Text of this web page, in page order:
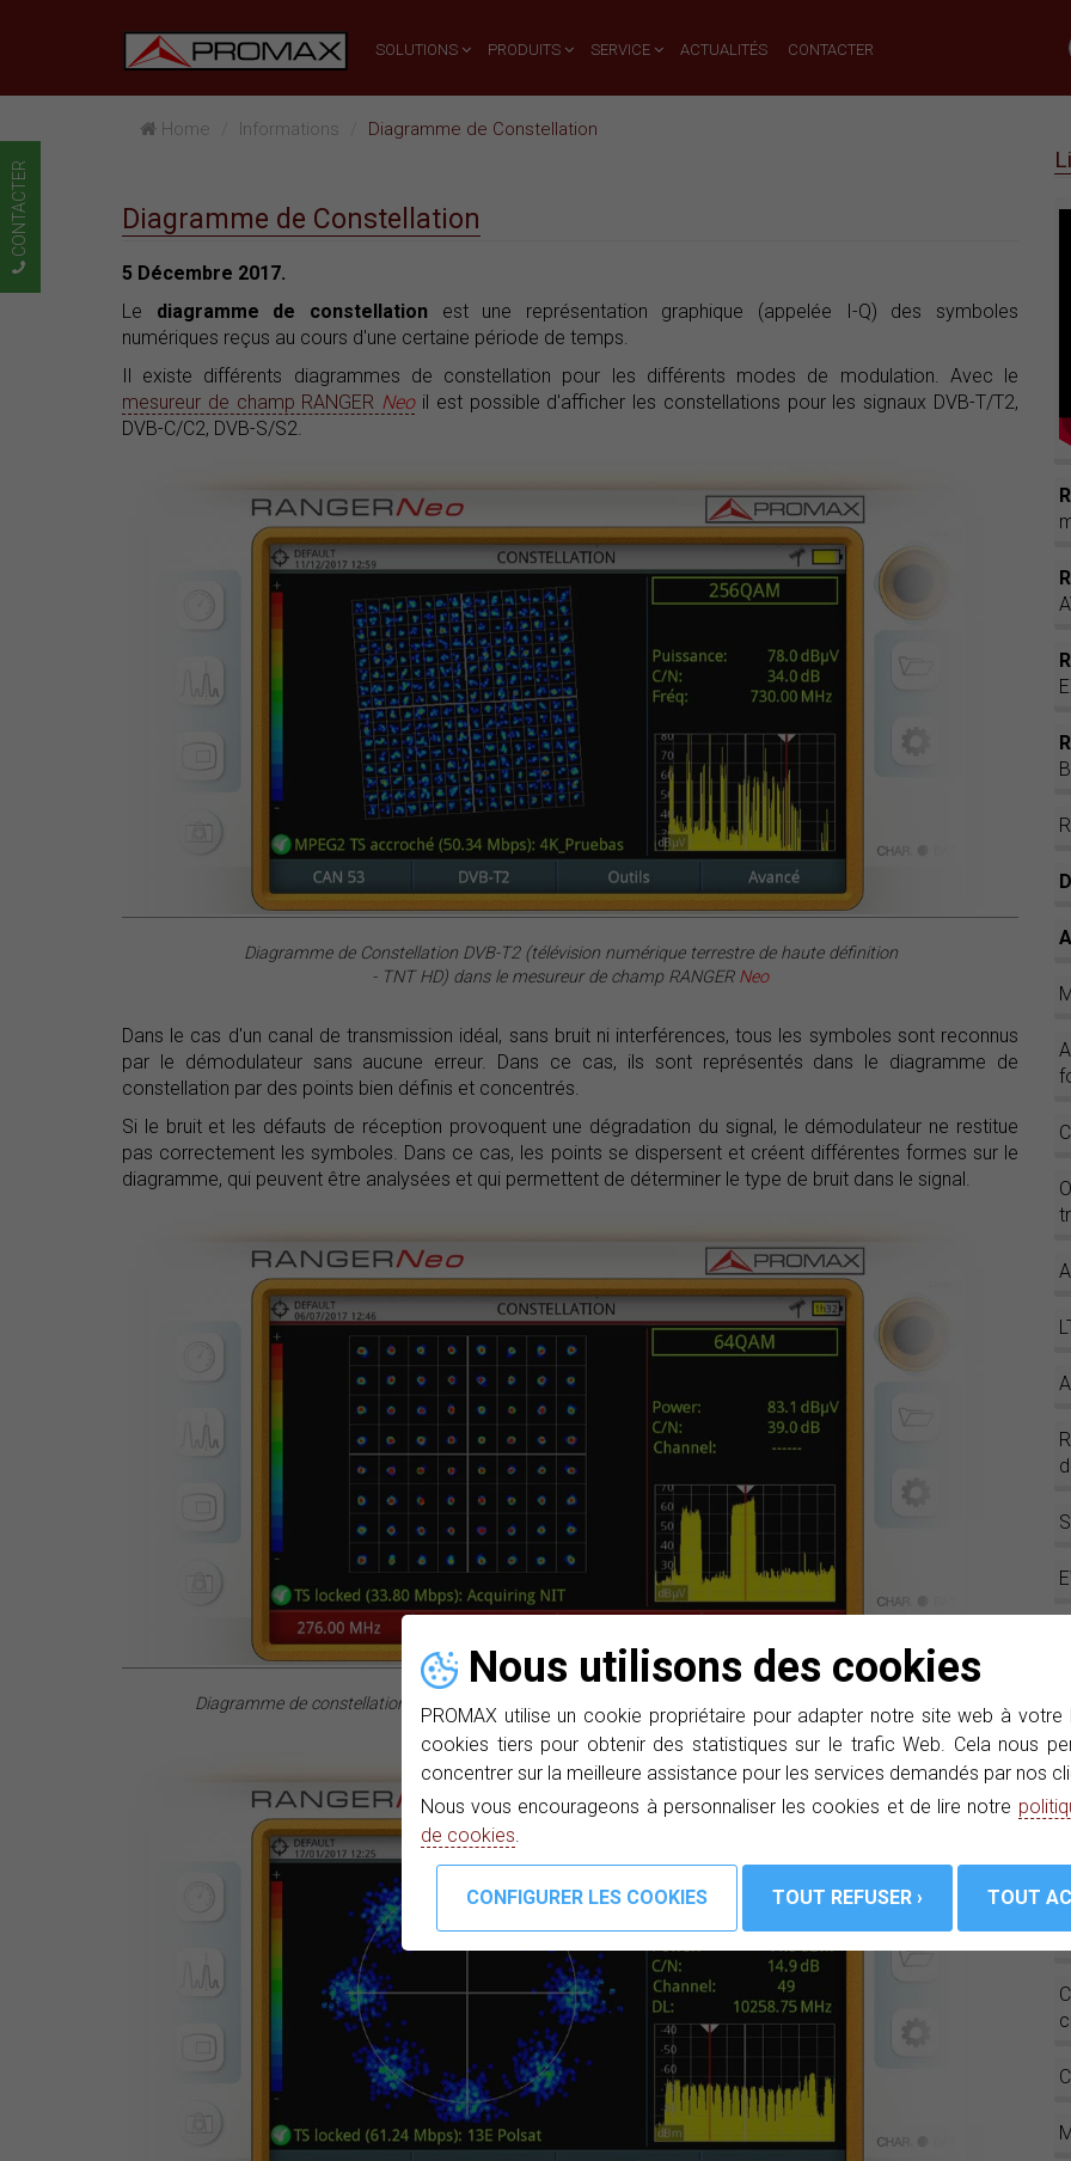
Nous utilisons des cookies
PROMAX utilise un cookie propriétaire pour adapter notre site web à votre
cookies tiers pour obtenir des statistiques sur le trafic Web. Cela nous
concentrer sur la meilleure assistance pour les services demandés par nos
Nous vous encourageons à personnaliser les cookies et de lire notre
de cookies.
SOLUTIONS PRODUITS SERVICE ACTUALITÉS CONTACTER
Home Informations Diagramme de Constellation
Diagramme de Constellation
5 Décembre 2017.
Le diagramme de constellationest une représentation graphique (appelée I-Q) des symboles
numériques reçus au cours d'une certaine période de temps.
Il existe différents diagrammes de constellation pour les différents modes de modulation. Avec le
mesureur de champ RANGER Neoil est possible d'afficher les constellations pour les signaux DVB-T/T2,
DVB-C/C2, DVB-S/S2.
Diagramme de Constellation DVB-T2 (télévision numérique terrestre de haute définition
- TNT HD) dans le mesureur de champ RANGER Neo
Dans le cas d'un canal de transmission idéal, sans bruit ni interférences, tous les symboles sont reconnus
par le démodulateur sans aucune erreur. Dans ce cas, ils sont représentés dans le diagramme de
constellation par des points bien définis et concentrés.
Si le bruit et les défauts de réception provoquent une dégradation du signal, le démodulateur ne restitue
pas correctement les symboles. Dans ce cas, les points se dispersent et créent différentes formes sur le
diagramme, qui peuvent être analysées et qui permettent de déterminer le type de bruit dans le signal.
Diagramme de constellation 64QAM pour le système DVB-C dans le écran du le mesureur de champ
CONTACTER